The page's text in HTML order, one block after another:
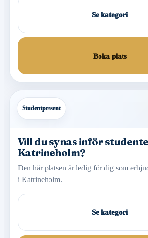
Se kategori
Boka plats
Studentpresent
Vill du synas inför
Katrineholm?
Den här platsen är ledig för dig som
i Katrineholm.
Se kategori